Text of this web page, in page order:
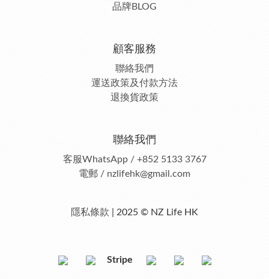
品牌BLOG
顧客服務
聯絡我們
運送政策及付款方法
退換貨政策
聯絡我們
客服WhatsApp / +852 5133 3767
電郵 / nzlifehk@gmail.com
隱私條款 | 2025 © NZ Life HK
Stripe